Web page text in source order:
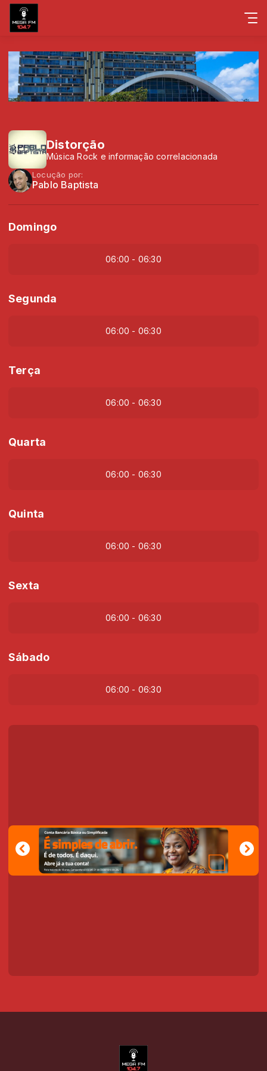
Distorção
Música Rock e informação correlacionada
Locução por:
Pablo Baptista
Domingo
06:00 - 06:30
Segunda
06:00 - 06:30
Terça
06:00 - 06:30
Quarta
06:00 - 06:30
Quinta
06:00 - 06:30
Sexta
06:00 - 06:30
Sábado
06:00 - 06:30